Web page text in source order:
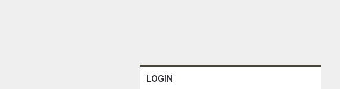
LOGIN